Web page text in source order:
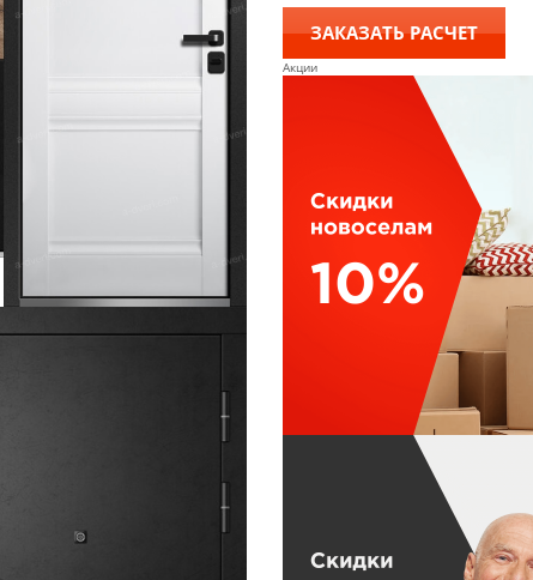
ЗАКАЗАТЬ РАСЧЕТ
Акции